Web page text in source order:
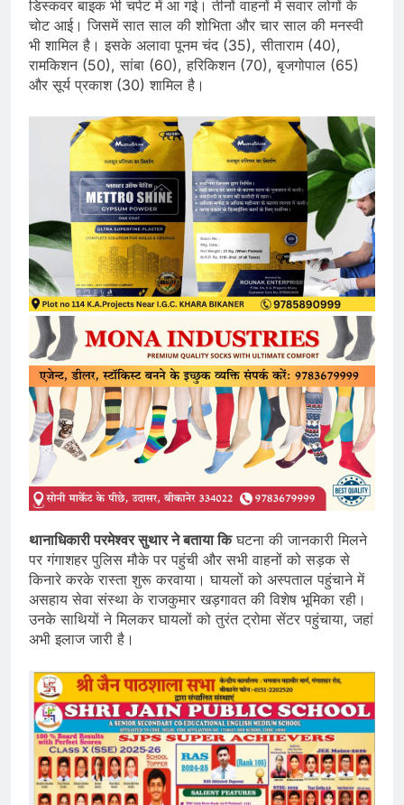
डिस्कवर बाइक भी चपेट में आ गई। तीनों वाहनों में सवार लोगों के
चोट आई। जिसमें सात साल की शोभिता और चार साल की मनस्वी
भी शामिल है। इसके अलावा पूनम चंद (35), सीताराम (40),
रामकिशन (50), सांबा (60), हरिकिशन (70), बृजगोपाल (65)
और सूर्य प्रकाश (30) शामिल है।
थानाधिकारी परमेश्वर सुथार ने बताया किघटना की जानकारी मिलने
पर गंगाशहर पुलिस मौके पर पहुंची और सभी वाहनों को सड़क से
किनारे करके रास्ता शुरू करवाया। घायलों को अस्पताल पहुंचाने में
असहाय सेवा संस्था के राजकुमार खड़गावत की विशेष भूमिका रही।
उनके साथियों ने मिलकर घायलों को तुरंत ट्रोमा सेंटर पहुंचाया, जहां
अभी इलाज जारी है।